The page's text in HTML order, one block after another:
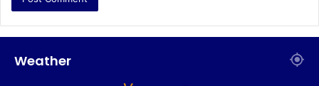
Weather